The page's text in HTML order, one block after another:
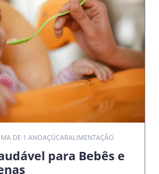
DE 1 ANOAÇÚCARALIMENTAÇÃO
para Bebês e